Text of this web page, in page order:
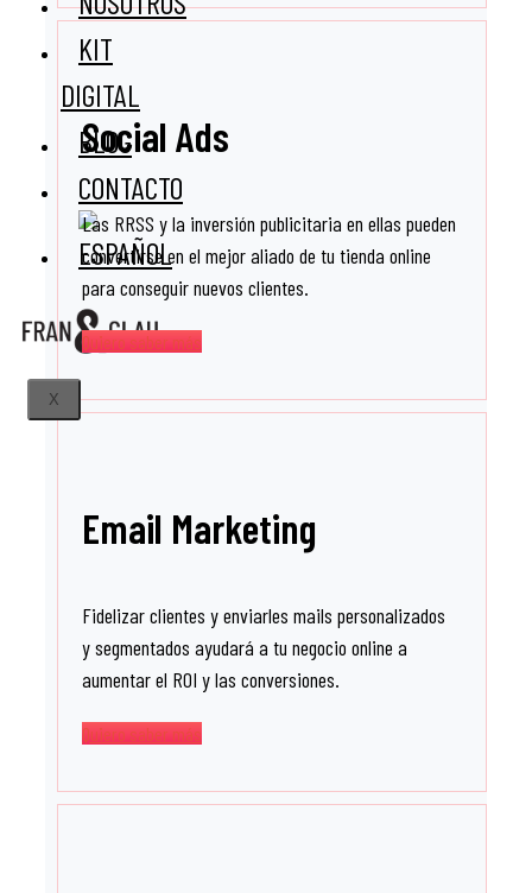
KIT
DIGITAL
BLOG
CONTACTO
X
Social Ads
Las RRSS y la inversión publicitaria en ellas pueden
convertirse en el mejor aliado de tu tienda online
para conseguir nuevos clientes.
Quiero saber más
Email Marketing
Fidelizar clientes y enviarles mails personalizados
y segmentados ayudará a tu negocio online a
aumentar el ROI y las conversiones.
Quiero saber más